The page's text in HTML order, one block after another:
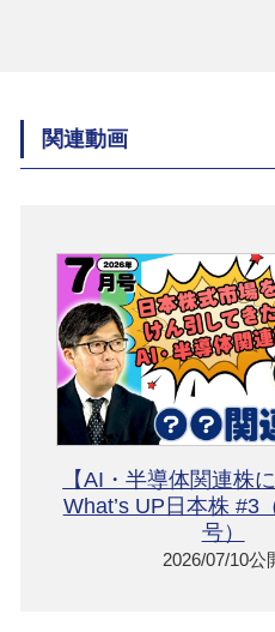
関連動画
【AI・半導体関連株
What’s UP日本株 #3
号）
2026/07/10公